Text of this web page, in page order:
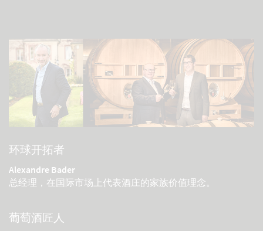
环球开拓者
Alexandre Bader
总经理，在国际市场上代表酒庄的家族价值理念。
葡萄酒匠人